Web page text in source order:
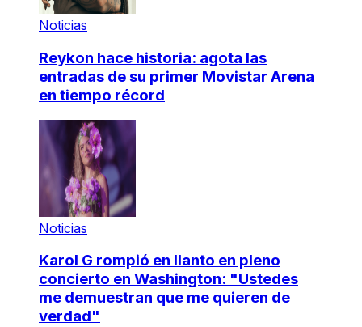
Noticias
Reykon hace historia: agota las
entradas de su primer Movistar Arena
en tiempo récord
Noticias
Karol G rompió en llanto en pleno
concierto en Washington: "Ustedes
me demuestran que me quieren de
verdad"